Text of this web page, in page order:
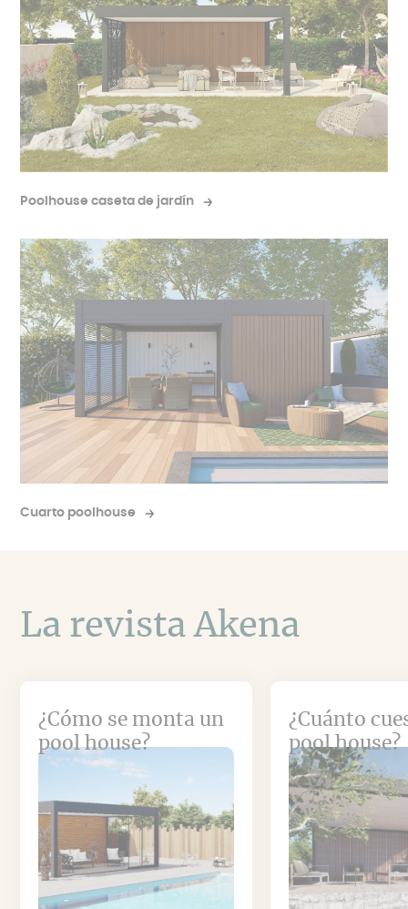
Poolhouse caseta de jardín
Cuarto poolhouse
La revista Akena
¿Cómo se monta un
pool house?
¿Cuánto
pool house?